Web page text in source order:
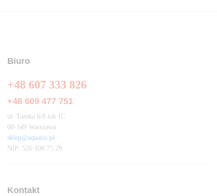
Biuro
+48 607 333 826
+48 609 477 751
ul. Tamka 6/8 lok IC
00-349 Warszawa
sklep@aquatio.pl
NIP: 526 100 75 29
Kontakt